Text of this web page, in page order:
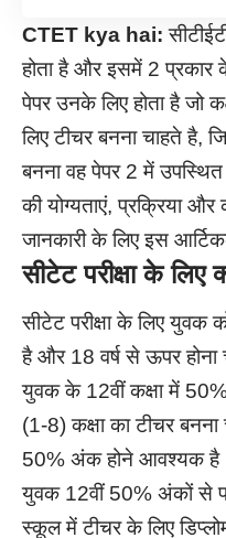
CTET kya hai:
होता है और इसमें 2 प्रकार
पेपर उनके लिए होता है जो
लिए टीचर बनना चाहते है,
बनना वह पेपर 2 में उपस्थित
की योग्यताएं, प्रक्रिया
जानकारी के लिए इस
सीटेट परीक्षा के लिए
सीटेट परीक्षा के लिए युवक
है और 18 वर्ष से ऊपर होना
युवक के 12वीं कक्षा में
(1-8) कक्षा का टीचर
50% अंक होने आवश्यक
युवक 12वीं 50% अंकों से
स्कूल में टीचर के लिए